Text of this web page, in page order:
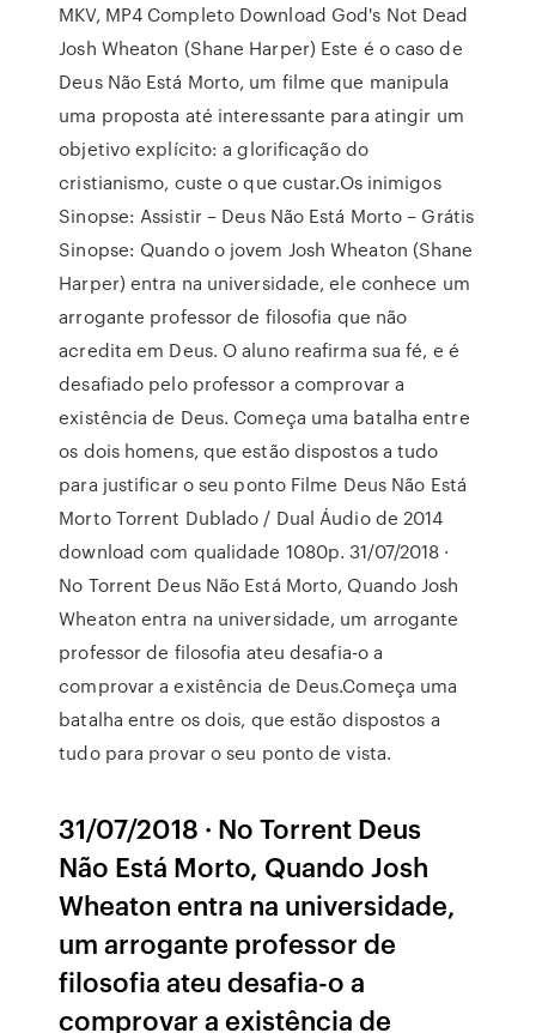
MKV, MP4 Completo Download God's Not Dead
Josh Wheaton (Shane Harper) Este é o caso de
Deus Não Está Morto, um filme que manipula
uma proposta até interessante para atingir um
objetivo explícito: a glorificação do
cristianismo, custe o que custar.Os inimigos
Sinopse: Assistir – Deus Não Está Morto – Grátis
Sinopse: Quando o jovem Josh Wheaton (Shane
Harper) entra na universidade, ele conhece um
arrogante professor de filosofia que não
acredita em Deus. O aluno reafirma sua fé, e é
desafiado pelo professor a comprovar a
existência de Deus. Começa uma batalha entre
os dois homens, que estão dispostos a tudo
para justificar o seu ponto Filme Deus Não Está
Morto Torrent Dublado / Dual Áudio de 2014
download com qualidade 1080p. 31/07/2018 ·
No Torrent Deus Não Está Morto, Quando Josh
Wheaton entra na universidade, um arrogante
professor de filosofia ateu desafia-o a
comprovar a existência de Deus.Começa uma
batalha entre os dois, que estão dispostos a
tudo para provar o seu ponto de vista.
31/07/2018 · No Torrent Deus
Não Está Morto, Quando Josh
Wheaton entra na universidade,
um arrogante professor de
filosofia ateu desafia-o a
comprovar a existência de